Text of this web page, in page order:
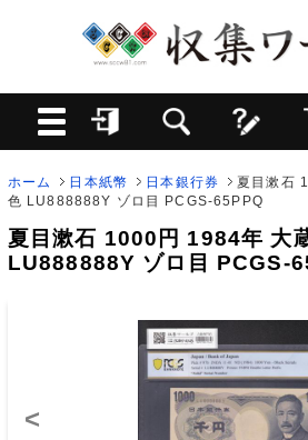
ホーム 日本紙幣 日本銀行券
夏目漱石
色 LU888888Y ゾロ目 PCGS-65PPQ
夏目漱石 1000円 1984年 大
LU888888Y ゾロ目 PCGS-
<